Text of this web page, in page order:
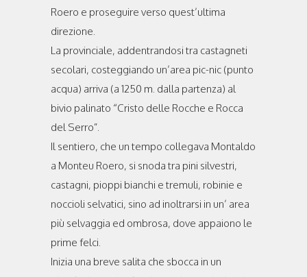
Roero e proseguire verso quest’ultima
direzione.
La provinciale, addentrandosi tra castagneti
secolari, costeggiando un’area pic-nic (punto
acqua) arriva (a 1250 m. dalla partenza) al
bivio palinato “Cristo delle Rocche e Rocca
del Serro”.
Il sentiero, che un tempo collegava Montaldo
a Monteu Roero, si snoda tra pini silvestri,
castagni, pioppi bianchi e tremuli, robinie e
noccioli selvatici, sino ad inoltrarsi in un’ area
più selvaggia ed ombrosa, dove appaiono le
prime felci.
Inizia una breve salita che sbocca in un